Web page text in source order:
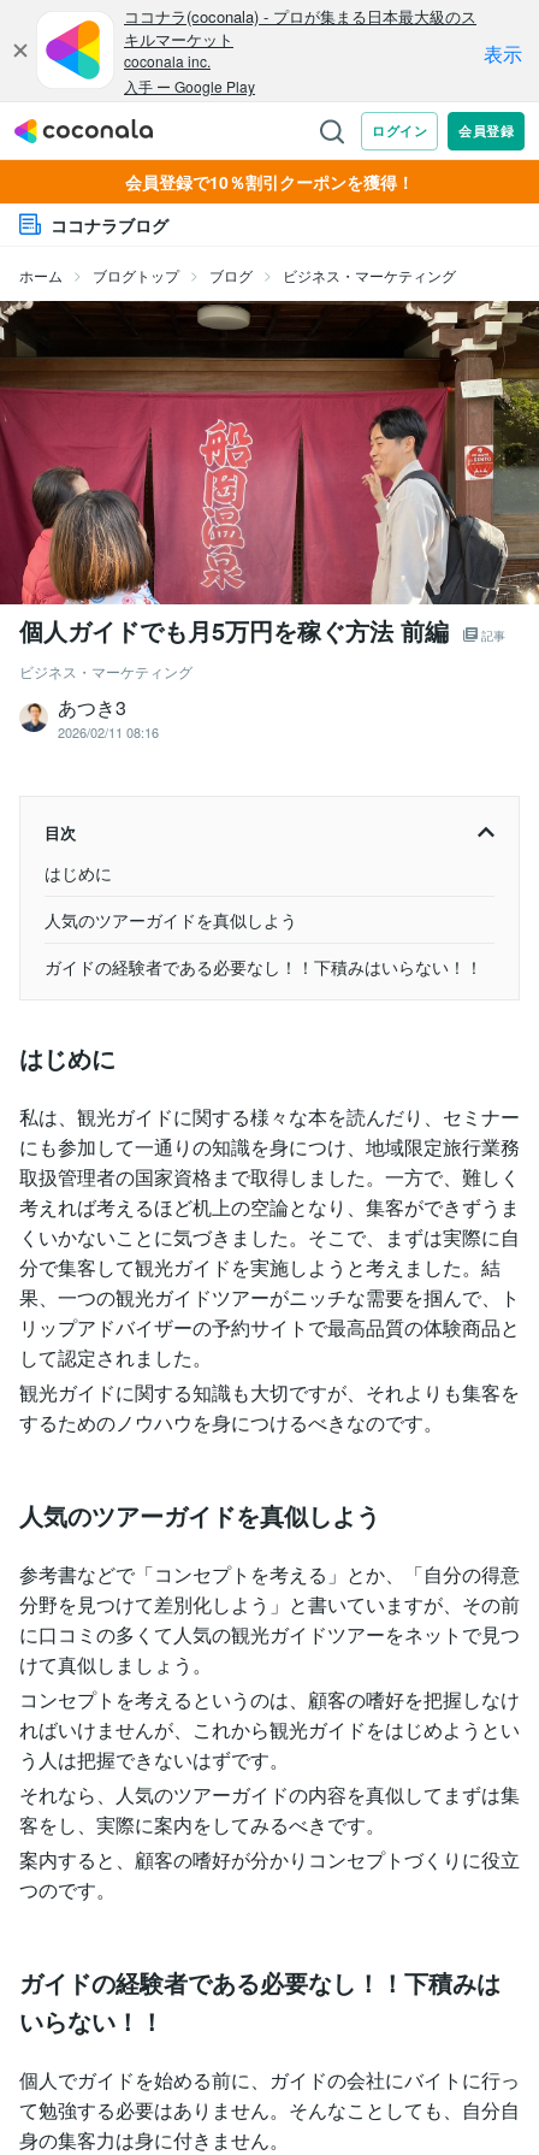
会員登録で10％割引クーポンを獲得！
ココナラブログ
ホーム ブログトップ ブログ ビジネス・マーケティング
個人ガイドでも月5万円を稼ぐ方法 前編 記事
ビジネス・マーケティング
あつき3
2026/02/11 08:16
目次
はじめに
人気のツアーガイドを真似しよう
ガイドの経験者である必要なし！！下積みはいらない！！
はじめに
私は、観光ガイドに関する様々な本を読んだり、セミナー
にも参加して一通りの知識を身につけ、地域限定旅行業務
取扱管理者の国家資格まで取得しました。一方で、難しく
考えれば考えるほど机上の空論となり、集客ができずうま
くいかないことに気づきました。そこで、まずは実際に自
分で集客して観光ガイドを実施しようと考えました。結
果、一つの観光ガイドツアーがニッチな需要を掴んで、ト
リップアドバイザーの予約サイトで最高品質の体験商品と
して認定されました。
観光ガイドに関する知識も大切ですが、それよりも集客を
するためのノウハウを身につけるべきなのです。
人気のツアーガイドを真似しよう
参考書などで「コンセプトを考える」とか、「自分の得意
分野を見つけて差別化しよう」と書いていますが、その前
に口コミの多くて人気の観光ガイドツアーをネットで見つ
けて真似しましょう。
コンセプトを考えるというのは、顧客の嗜好を把握しなけ
ればいけませんが、これから観光ガイドをはじめようとい
う人は把握できないはずです。
それなら、人気のツアーガイドの内容を真似してまずは集
客をし、実際に案内をしてみるべきです。
案内すると、顧客の嗜好が分かりコンセプトづくりに役立
つのです。
ガイドの経験者である必要なし！！下積みは
いらない！！
個人でガイドを始める前に、ガイドの会社にバイトに行っ
て勉強する必要はありません。そんなことしても、自分自
身の集客力は身に付きません。